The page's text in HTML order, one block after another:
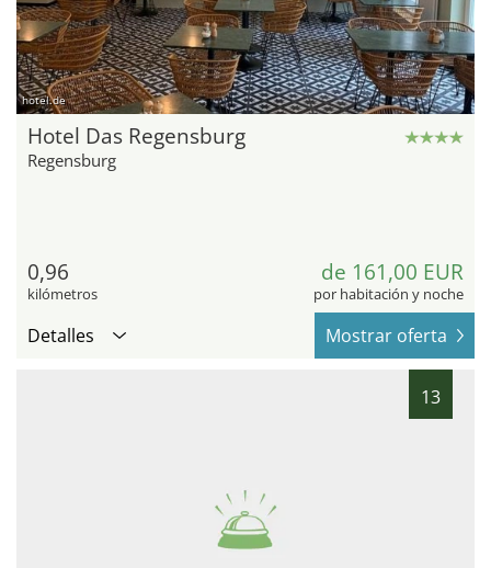
hotel.de
Hotel Das Regensburg
Regensburg
0,96
kilómetros
de 161,00 EUR
por habitación y noche
Detalles Mostrar oferta
13